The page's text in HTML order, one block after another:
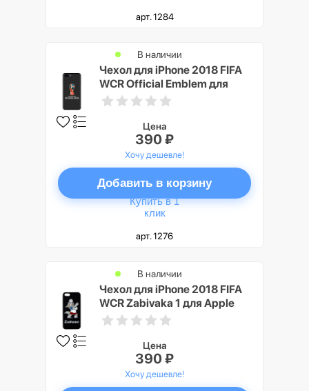
арт. 1284
Чехол для iPhone 2018 FIFA
WCR Official Emblem для
Apple iPhone 7/8 Plus
В наличии
Цена
390 ₽
Хочу дешевле!
Добавить в корзину
Купить в 1
клик
арт. 1276
Чехол для iPhone 2018 FIFA
WCR Zabivaka 1 для Apple
iPhone 5/5S/SE
В наличии
Цена
390 ₽
Хочу дешевле!